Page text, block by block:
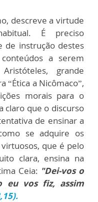
descreve a virtude
É preciso
de instrução destes
a serem
grande
“Ética a Nicômaco”,
morais para o
claro que o discurso
de ensinar a
se adquire os
que é pelo
clara, ensina na
Ceia: "Dei-vos o
eu vos fiz, assim